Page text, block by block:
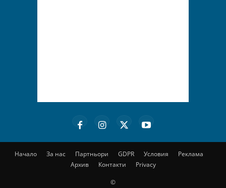
Начало За нас Партньори GDPR Условия
Реклама
Архив
Контакти Privacy
©